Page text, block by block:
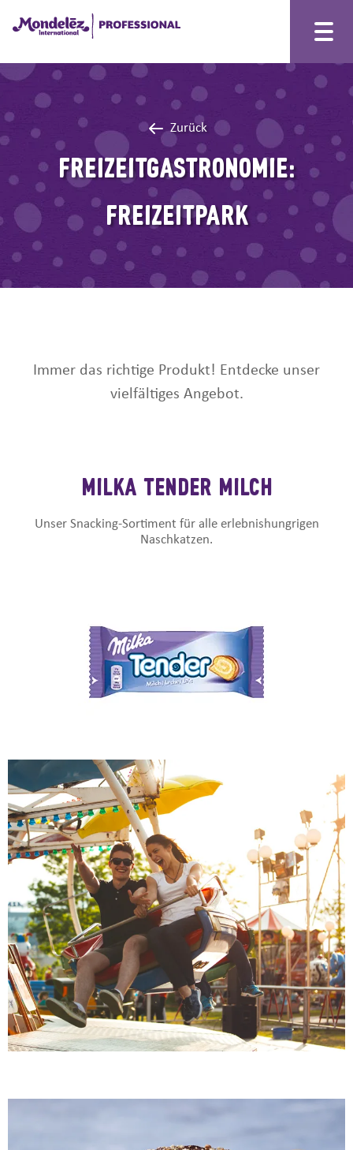
Zurück
FREIZEITGASTRONOMIE:
FREIZEITPARK
Immer das richtige Produkt! Entdecke unser
vielfältiges Angebot.
MILKA TENDER MILCH
Unser Snacking-Sortiment für alle erlebnishungrigen
Naschkatzen.